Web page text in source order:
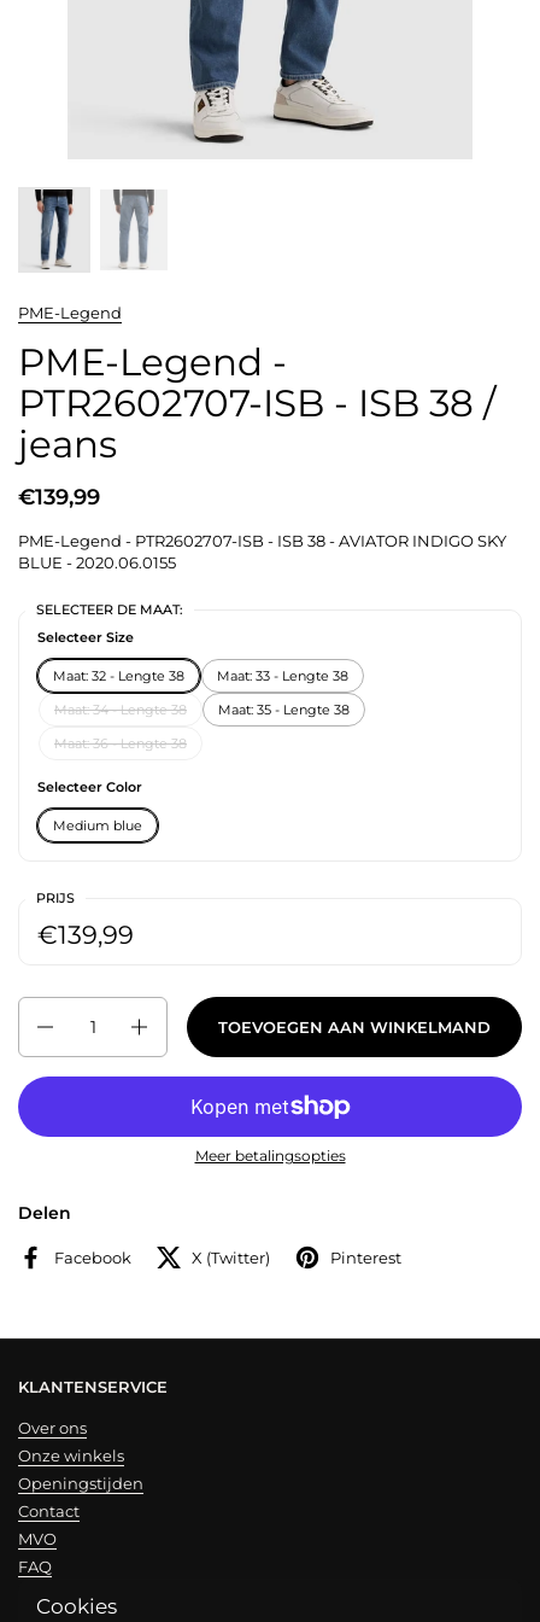
PME-Legend
PME-Legend -
PTR2602707-ISB - ISB 38 /
jeans
€139,99
PME-Legend - PTR2602707-ISB - ISB 38 - AVIATOR INDIGO SKY
BLUE - 2020.06.0155
SELECTEER DE MAAT:
Selecteer Size
Maat: 32 - Lengte 38
Maat: 33 - Lengte 38
Maat: 34 - Lengte 38
Maat: 35 - Lengte 38
Maat: 36 - Lengte 38
Selecteer Color
Medium blue
PRIJS
€139,99
TOEVOEGEN AAN WINKELMAND
Meer betalingsopties
Delen
Facebook X (Twitter) Pinterest
KLANTENSERVICE
Over ons
Onze winkels
Openingstijden
Contact
MVO
FAQ
Cookies